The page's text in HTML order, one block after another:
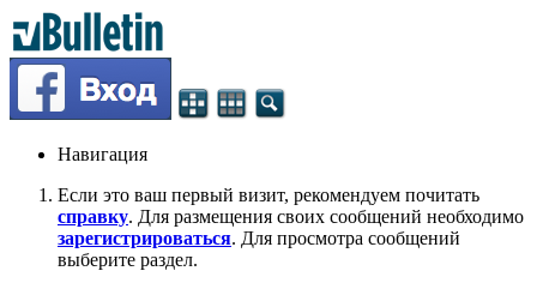
Навигация
Если это ваш первый визит, рекомендуем почитать
справку. Для размещения своих сообщений необходимо
зарегистрироваться. Для просмотра сообщений
выберите раздел.